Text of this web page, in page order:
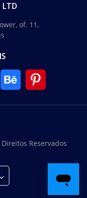
LTD
of. 11,
Reservados